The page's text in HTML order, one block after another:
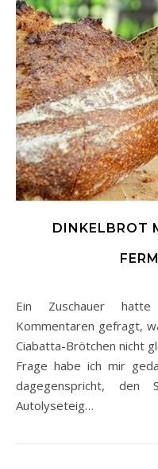
DINKELBROT
Ein Zuschauer hatte mich in meinen YouTube
Kommentaren gefragt,
Ciabatta-Brötchen nicht
Frage habe ich mir
dagegenspricht,
Autolyseteig…